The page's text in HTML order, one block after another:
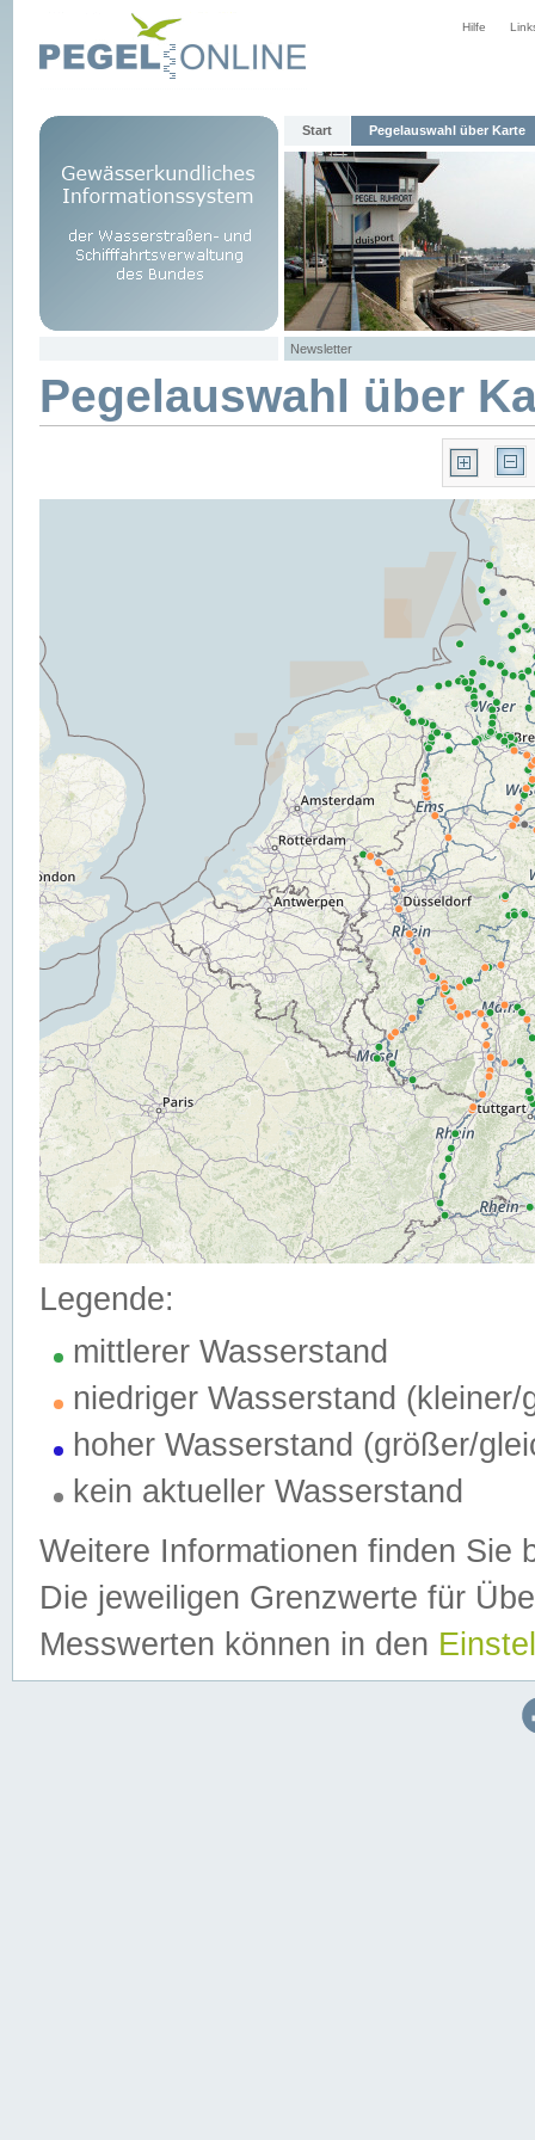
Hilfe
Start Pegelauswahl über Karte
Newsletter
Pegelauswahl über
Legende:
mittlerer Wasserstand
niedriger Wasserstand (kleiner/
hoher Wasserstand (größer/
kein aktueller Wasserstand
Weitere Informationen finden Sie
Die jeweiligen Grenzwerte für
Messwerten können in den